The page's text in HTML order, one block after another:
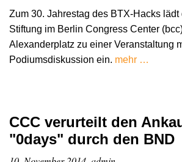
Zum 30. Jahrestag des BTX-Hacks
Stiftung im Berlin Congress Center
Alexanderplatz zu einer Veranstaltung
Podiumsdiskussion ein. mehr …
CCC verurteilt den
"0days" durch den BND